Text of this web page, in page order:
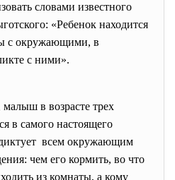
словами известного
«Ребенок находится
с окружающими, в
с ними».
в возрасте трех
в самого настоящего
всем окружающим
чем его кормить, во что
из комнаты, а кому